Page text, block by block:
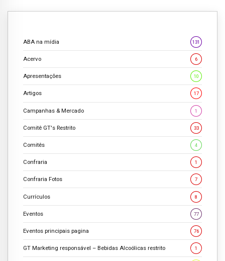
ABA na mídia 131
Acervo 6
Apresentações 10
Artigos 17
Campanhas & Mercado 1
Comitê GT's Restrito 33
Comitês 4
Confraria 1
Confraria Fotos 7
Currículos 8
Eventos 77
Eventos principais pagina 76
GT Marketing responsável – Bebidas Alcoólicas restrito 1